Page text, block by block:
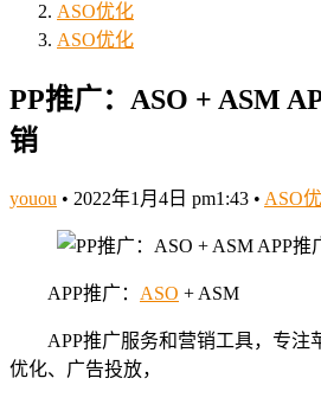
ASO优化
ASO优化
PP推广：ASO + ASM
销
youou • 2022年1月4日 pm1:43 • ASO
APP推广： ASO + ASM
APP推广服务和营销工具，专注
优化、广告投放，